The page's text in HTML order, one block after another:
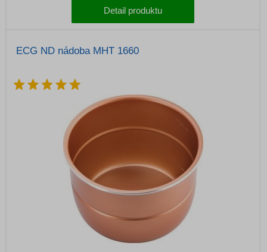
Detail produktu
ECG ND nádoba MHT 1660